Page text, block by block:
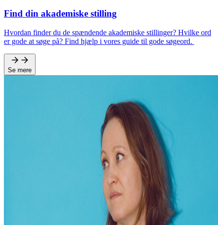
Find din akademiske stilling
Hvordan finder du de spændende akademiske stillinger? Hvilke ord
er gode at søge på? Find hjælp i vores guide til gode søgeord.
Se mere